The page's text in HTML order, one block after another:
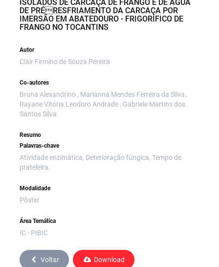
ISOLADOS DE CARCAÇA DE FRANGO E DE ÁGUA
DE PRÉRESFRIAMENTO DA CARCAÇA POR
IMERSÃO EM ABATEDOURO - FRIGORÍFICO DE
FRANGO NO TOCANTINS
Autor
Clair Firmino de Souza Pereira
Co-autores
Bruna Alexandrino , Marianna Mendes Ferreira da Silva ,
Rayane Vitória Leodoro Andrade , Gabriele Martins dos
Santos Silva
Resumo
Palavras-chave
Atividade enzimática, Deterioração fúngica, Tempo de
prateleira.
Modalidade
Pôster
Área Temática
IC - PIBIC
Voltar Download